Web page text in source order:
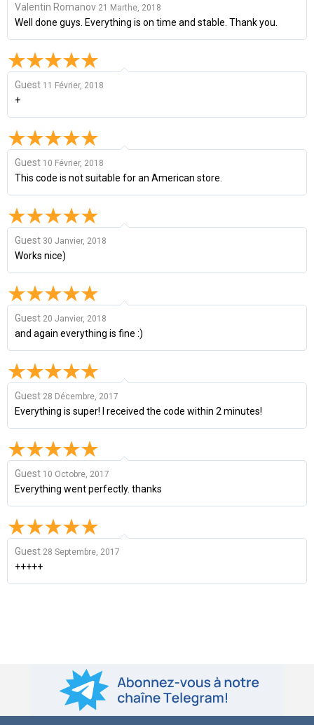
Valentin Romanov 21 Marthe, 2018
Well done guys. Everything is on time and stable. Thank you.
Guest 11 Février, 2018
+
Guest 10 Février, 2018
This code is not suitable for an American store.
Guest 30 Janvier, 2018
Works nice)
Guest 20 Janvier, 2018
and again everything is fine :)
Guest 28 Décembre, 2017
Everything is super! I received the code within 2 minutes!
Guest 10 Octobre, 2017
Everything went perfectly. thanks
Guest 28 Septembre, 2017
+++++